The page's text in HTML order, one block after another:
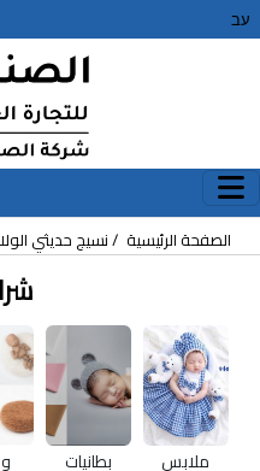
עב
الصفحة الرئيسية نسيج حديثي
ملابس بطانيات